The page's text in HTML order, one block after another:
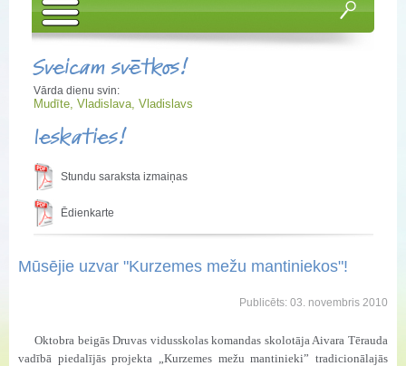
Sveicam svētkos!
Vārda dienu svin:
Mudīte, Vladislava, Vladislavs
Ieskaties!
Stundu saraksta izmaiņas
Ēdienkarte
Mūsējie uzvar "Kurzemes mežu mantiniekos"!
Publicēts: 03. novembris 2010
Oktobra beigās Druvas vidusskolas komandas skolotāja Aivara Tērauda
vadībā piedalījās projekta „Kurzemes mežu mantinieki” tradicionālajās